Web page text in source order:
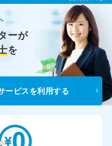
ーが
を
ービスを利用する